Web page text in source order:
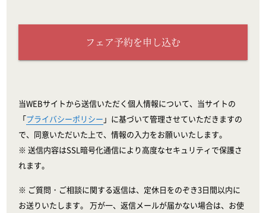
フェア予約を申し込む
当WEBサイトから送信いただく個人情報について、当サイトの
「プライバシーポリシー 」に基づいて管理させていただきますの
で、同意いただいた上で、情報の入力をお願いいたします。
※ 送信内容はSSL暗号化通信により高度なセキュリティで保護さ
れます。
※ ご質問・ご相談に関する返信は、定休日をのぞき3日間以内に
お送りいたします。 万が一、返信メールが届かない場合は、お使